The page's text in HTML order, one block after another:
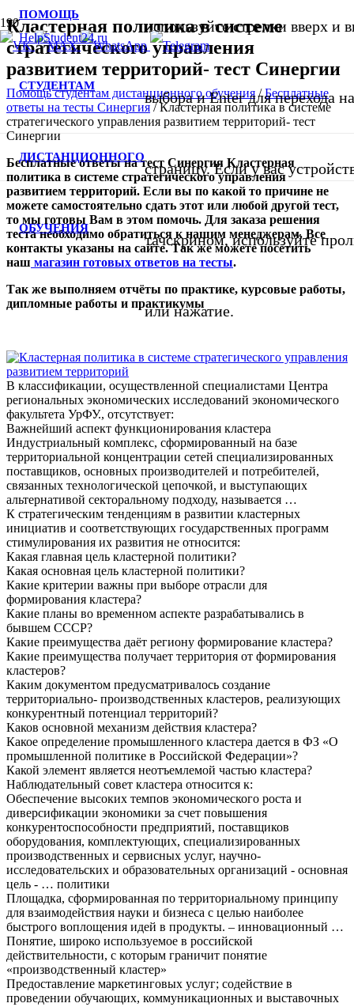
ПОМОЩЬ
СТУДЕНТАМ
ДИСТАНЦИОННОГО
ОБУЧЕНИЯ
используйте стрелки вверх и
выбора и Enter для перехода
страницу. Если у вас
тачскрином, используйте
или нажатие.
Кластерная политика в системе
стратегического управления
развитием территорий- тест Синергии
Помощь студентам дистанционного обучения/Бесплатные
ответы на тесты Синергия/Кластерная политика в системе
стратегического управления развитием территорий- тест
Синергии
Бесплатные ответы на тест Синергия Кластерная
политика в системе стратегического управления
развитием территорий. Если вы по какой то причине не
можете самостоятельно сдать этот или любой другой тест,
то мы готовы Вам в этом помочь. Для заказа решения
теста необходимо обратиться к нашим менеджерам. Все
контакты указаны на сайте. Так же можете посетить
наш магазин готовых ответов на тесты.
Так же выполняем отчёты по практике, курсовые работы,
дипломные работы и практикумы
В классификации, осуществленной специалистами Центра
региональных экономических исследований экономического
факультета УрФУ., отсутствует:
Важнейший аспект функционирования кластера
Индустриальный комплекс, сформированный на базе
территориальной концентрации сетей специализированных
поставщиков, основных производителей и потребителей,
связанных технологической цепочкой, и выступающих
альтернативой секторальному подходу, называется …
К стратегическим тенденциям в развитии кластерных
инициатив и соответствующих государственных программ
стимулирования их развития не относится:
Какая главная цель кластерной политики?
Какая основная цель кластерной политики?
Какие критерии важны при выборе отрасли для
формирования кластера?
Какие планы во временном аспекте разрабатывались в
бывшем СССР?
Какие преимущества даёт региону формирование кластера?
Какие преимущества получает территория от формирования
кластеров?
Каким документом предусматривалось создание
территориально- производственных кластеров, реализующих
конкурентный потенциал территорий?
Каков основной механизм действия кластера?
Какое определение промышленного кластера дается в ФЗ «О
промышленной политике в Российской Федерации»?
Какой элемент является неотъемлемой частью кластера?
Наблюдательный совет кластера относится к:
Обеспечение высоких темпов экономического роста и
диверсификации экономики за счет повышения
конкурентоспособности предприятий, поставщиков
оборудования, комплектующих, специализированных
производственных и сервисных услуг, научно-
исследовательских и образовательных организаций - основная
цель - … политики
Площадка, сформированная по территориальному принципу
для взаимодействия науки и бизнеса с целью наиболее
быстрого воплощения идей в продукты. – инновационный …
Понятие, широко используемое в российской
действительности, с которым граничит понятие
«производственный кластер»
Предоставление маркетинговых услуг; содействие в
проведении обучающих, коммуникационных и выставочных